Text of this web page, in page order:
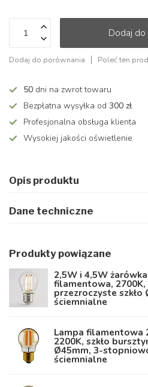
Dodaj do
Dodaj do porównania Poleć ten
50 dni na zwrot towaru
Bezpłatna wysyłka od 300 zł
Profesjonalna obsługa klienta
Wysokiej jakości oświetlenie
Opis produktu
Dane techniczne
Produkty powiązane
2,5W i 4,5W żarówka
filamentowa, 2700K,
przezroczyste szkło
ściemnialne
Lampa filamentowa
2200K, szkło
Ø45mm, 3-
ściemnialne